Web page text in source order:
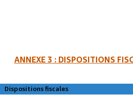
ANNEXE 3 : DISPOSITIONS
Dispositions fiscales